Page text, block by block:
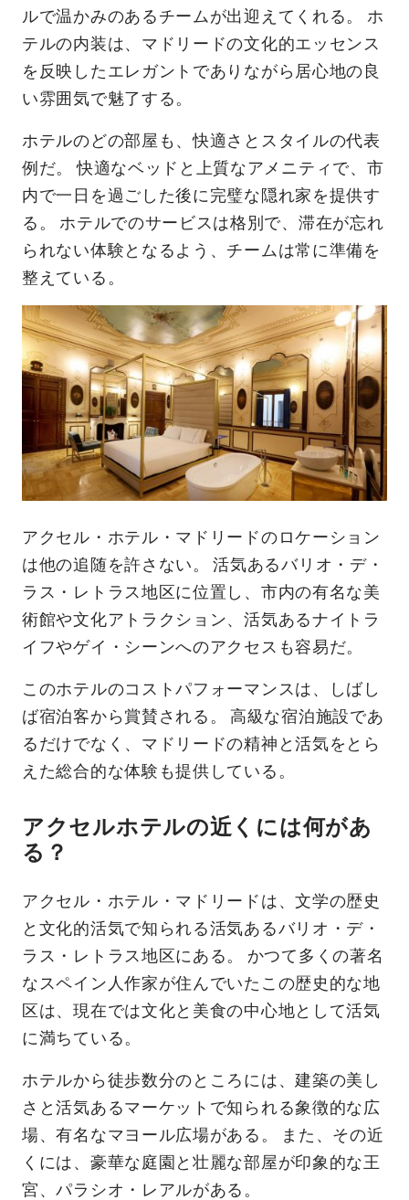
ルで温かみのあるチームが出迎えてくれる。 ホ
テルの内装は、マドリードの文化的エッセンス
を反映したエレガントでありながら居心地の良
い雰囲気で魅了する。
ホテルのどの部屋も、快適さとスタイルの代表
例だ。 快適なベッドと上質なアメニティで、市
内で一日を過ごした後に完璧な隠れ家を提供す
る。 ホテルでのサービスは格別で、滞在が忘れ
られない体験となるよう、チームは常に準備を
整えている。
アクセル・ホテル・マドリードのロケーション
は他の追随を許さない。 活気あるバリオ・デ・
ラス・レトラス地区に位置し、市内の有名な美
術館や文化アトラクション、活気あるナイトラ
イフやゲイ・シーンへのアクセスも容易だ。
このホテルのコストパフォーマンスは、しばし
ば宿泊客から賞賛される。 高級な宿泊施設であ
るだけでなく、マドリードの精神と活気をとら
えた総合的な体験も提供している。
アクセルホテルの近くには何があ
る？
アクセル・ホテル・マドリードは、文学の歴史
と文化的活気で知られる活気あるバリオ・デ・
ラス・レトラス地区にある。 かつて多くの著名
なスペイン人作家が住んでいたこの歴史的な地
区は、現在では文化と美食の中心地として活気
に満ちている。
ホテルから徒歩数分のところには、建築の美し
さと活気あるマーケットで知られる象徴的な広
場、有名なマヨール広場がある。 また、その近
くには、豪華な庭園と壮麗な部屋が印象的な王
宮、パラシオ・レアルがある。